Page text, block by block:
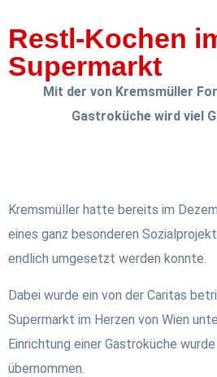
Restl-Kochen
Supermarkt
Mit der von Kremsmüller
Gastroküche wird viel
Kremsmüller hatte bereits im
eines ganz besonderen
endlich umgesetzt werden konnte.
Dabei wurde ein von der Caritas
Supermarkt im Herzen von Wien
Einrichtung einer Gastroküche
übernommen.